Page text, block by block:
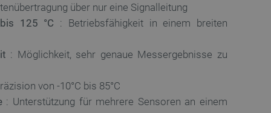
über nur eine Signalleitung
125 °C : Betriebsfähigkeit in einem breiten
: Möglichkeit, sehr genaue Messergebnisse zu
von -10°C bis 85°C
: Unterstützung für mehrere Sensoren an einem